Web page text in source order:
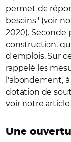
permet de
besoins" (voir
2020). Seconde
construction,
d'emplois. Sur
rappelé les
l'abondement,
dotation de
voir notre article
Une